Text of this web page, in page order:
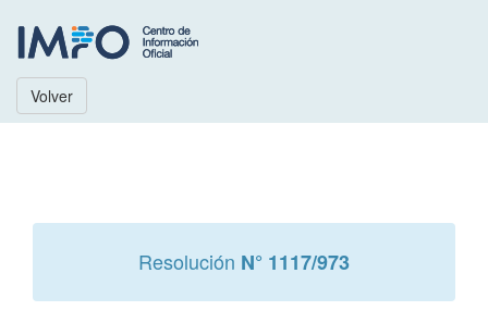
Volver
Resolución N° 1117/973